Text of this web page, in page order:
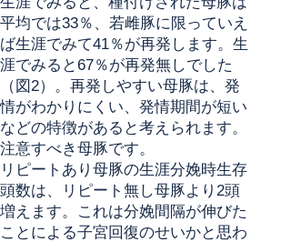
平均では33％、若雌豚に限っていえ
ば生涯でみて41％が再発します。生
涯でみると67％が再発無しでした
（図2）。再発しやすい母豚は、発
情がわかりにくい、発情期間が短い
などの特徴があると考えられます。
注意すべき母豚です。
リピートあり母豚の生涯分娩時生存
頭数は、リピート無し母豚より2頭
増えます。これは分娩間隔が伸びた
ことによる子宮回復のせいかと思わ